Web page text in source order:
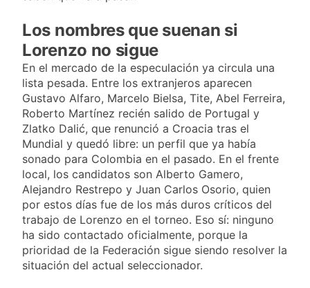
Los nombres que suenan si
Lorenzo no sigue
En el mercado de la especulación ya circula una
lista pesada. Entre los extranjeros aparecen
Gustavo Alfaro, Marcelo Bielsa, Tite, Abel Ferreira,
Roberto Martínez recién salido de Portugal y
Zlatko Dalić, que renunció a Croacia tras el
Mundial y quedó libre: un perfil que ya había
sonado para Colombia en el pasado. En el frente
local, los candidatos son Alberto Gamero,
Alejandro Restrepo y Juan Carlos Osorio, quien
por estos días fue de los más duros críticos del
trabajo de Lorenzo en el torneo. Eso sí: ninguno
ha sido contactado oficialmente, porque la
prioridad de la Federación sigue siendo resolver la
situación del actual seleccionador.